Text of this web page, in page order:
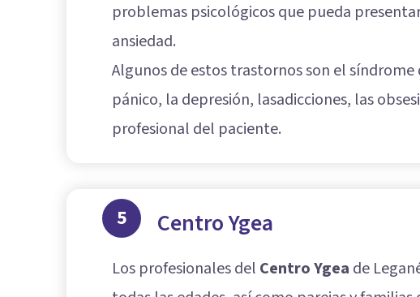
problemas psicológicos que pueda
ansiedad.
Algunos de estos trastornos son el
pánico, la depresión, lasadicciones, las
profesional del paciente.
5 Centro Ygea
Los profesionales del Centro Ygea de